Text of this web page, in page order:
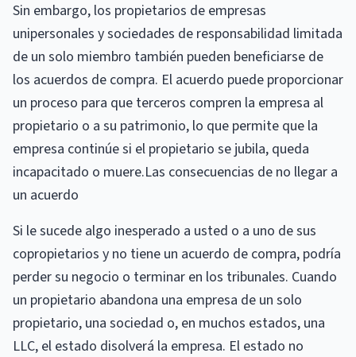
Sin embargo, los propietarios de empresas
unipersonales y sociedades de responsabilidad limitada
de un solo miembro también pueden beneficiarse de
los acuerdos de compra. El acuerdo puede proporcionar
un proceso para que terceros compren la empresa al
propietario o a su patrimonio, lo que permite que la
empresa continúe si el propietario se jubila, queda
incapacitado o muere.Las consecuencias de no llegar a
un acuerdo
Si le sucede algo inesperado a usted o a uno de sus
copropietarios y no tiene un acuerdo de compra, podría
perder su negocio o terminar en los tribunales. Cuando
un propietario abandona una empresa de un solo
propietario, una sociedad o, en muchos estados, una
LLC, el estado disolverá la empresa. El estado no